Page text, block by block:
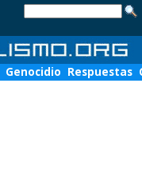
Genocidio Respuestas